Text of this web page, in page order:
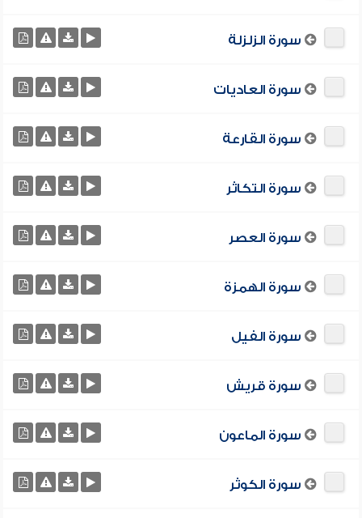
سورة الزلزلة
سورة العاديات
سورة القارعة
سورة التكاثر
سورة العصر
سورة الهمزة
سورة الفيل
سورة قريش
سورة الماعون
سورة الكوثر